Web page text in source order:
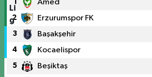
1 Amed
2 Erzurumspor FK
3 Başakşehir
4 Kocaelispor
5 Beşiktaş